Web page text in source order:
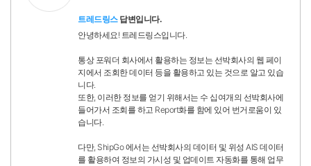
트레드링스답변입니다.
안녕하세요! 트레드링스입니다.
통상 포워더 회사에서 활용하는 정보는 선박회사의 웹 페이
지에서 조회한 데이터 등을 활용하고 있는 것으로 알고 있습
니다.
또한, 이러한 정보를 얻기 위해서는 수 십여개의 선박회사에
들어가서 조회를 하고 Report화를 함에 있어 번거로움이 있
습니다.
다만, ShipGo 에서는 선박회사의 데이터 및 위성 AIS 데이터
를 활용하여 정보의 가시성 및 업데이트 자동화를 통해 업무